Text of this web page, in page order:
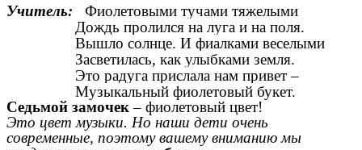
Учитель:
Фиолетовыми тучами тяжелыми
Дождь пролился на луга и на поля.
Вышло солнце. И фиалками веселыми
Засветилась, как улыбками земля.
Это радуга прислала нам привет –
Музыкальный фиолетовый букет.
Седьмой замочек– фиолетовый цвет!
Это цвет музыки. Но наши дети очень
современные, поэтому вашему вниманию мы